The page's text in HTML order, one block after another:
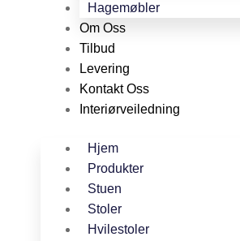
Hagemøbler
Om Oss
Tilbud
Levering
Kontakt Oss
Interiørveiledning
Hjem
Produkter
Stuen
Stoler
Hvilestoler